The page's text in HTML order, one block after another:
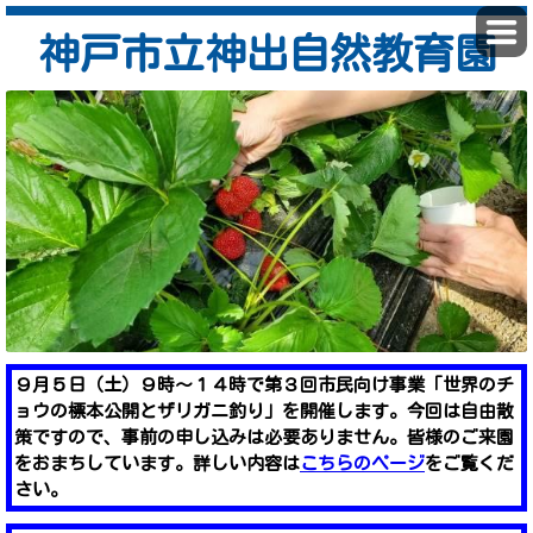
神戸市立神出自然教育園
９月５日（土）９時～１４時で第３回市民向け事業「世界のチ
ョウの標本公開とザリガニ釣り」を開催します。今回は自由散
策ですので、事前の申し込みは必要ありません。皆様のご来園
をおまちしています。詳しい内容はこちらのページをご覧くだ
さい。